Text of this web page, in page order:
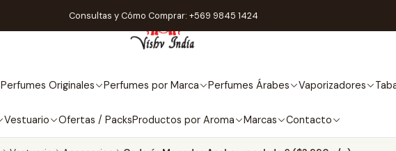
Perfumes Originales Perfumes por Marca Perfumes Árabes Vaporizadores
Vestuario Ofertas / PacksProductos por Aroma Marcas Contacto
Consultas y Cómo Comprar: +569 9845 1424